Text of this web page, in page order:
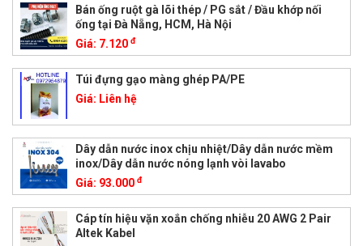
Bán ống ruột gà lõi thép / PG sắt / Đầu khớp nối
ống tại Đà Nẵng, HCM, Hà Nội
Giá: 7.120 đ
Túi đựng gạo màng ghép PA/PE
Giá: Liên hệ
Dây dẫn nước inox chịu nhiệt/Dây dẫn nước mềm
inox/Dây dẫn nước nóng lạnh vòi lavabo
Giá: 93.000 đ
Cáp tín hiệu vặn xoắn chống nhiễu 20 AWG 2 Pair
Altek Kabel